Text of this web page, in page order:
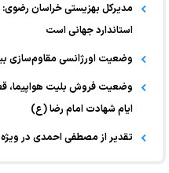
مدیرکل بهزیستی خراسان رضوی:
استاندارد جهانی است
وضعیت اورژانسی مقاوم‌سازی
وضعیت فروش بلیت هواپیما،
ایام شهادت امام رضا (ع)
تقدیر از مصطفی احمدی در